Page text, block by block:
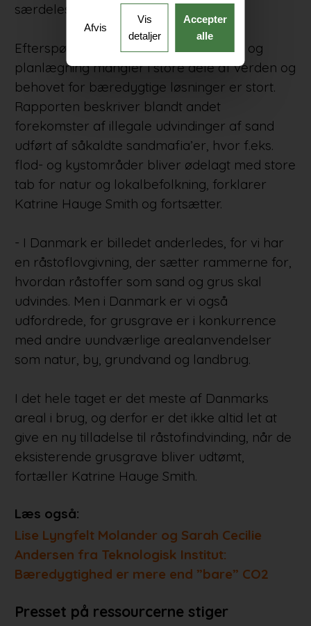
særdeles vigtigt råstof.
Efterspørgslen er stigende, regulering og
planlægning mangler i store dele af verden og
behovet for bæredygtige løsninger er stort.
Rapporten beskriver blandt andet
forekomster af illegale udvindinger af sand
udført af såkaldte sandmafia’er, hvor f.eks.
flod- og kystområder bliver ødelagt med store
tab for natur og lokalbefolkning, forklarer
Katrine Hauge Smith og fortsætter.
- I Danmark er billedet anderledes, for vi har
en råstoflovgivning, der sætter rammerne for,
hvordan råstoffer som sand og grus skal
udvindes. Men i Danmark er vi også
udfordrede, for grusgrave er i konkurrence
med andre uundværlige arealanvendelser
som natur, by, grundvand og landbrug.
I det hele taget er det meste af Danmarks
areal i brug, og derfor er det ikke altid let at
give en ny tilladelse til råstofindvinding, når de
eksisterende grusgrave bliver udtømt,
fortæller Katrine Hauge Smith.
Læs også:
Lise Lyngfelt Molander og Sarah Cecilie
Andersen fra Teknologisk Institut:
Bæredygtighed er mere end ”bare” CO2
Presset på ressourcerne stiger
Afvis
Vis
detaljer
Accepter
alle